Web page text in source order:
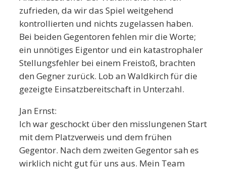
zufrieden, da wir das Spiel weitgehend
kontrollierten und nichts zugelassen haben.
Bei beiden Gegentoren fehlen mir die Worte;
ein unnötiges Eigentor und ein katastrophaler
Stellungsfehler bei einem Freistoß, brachten
den Gegner zurück. Lob an Waldkirch für die
gezeigte Einsatzbereitschaft in Unterzahl.
Jan Ernst:
Ich war geschockt über den misslungenen Start
mit dem Platzverweis und dem frühen
Gegentor. Nach dem zweiten Gegentor sah es
wirklich nicht gut für uns aus. Mein Team